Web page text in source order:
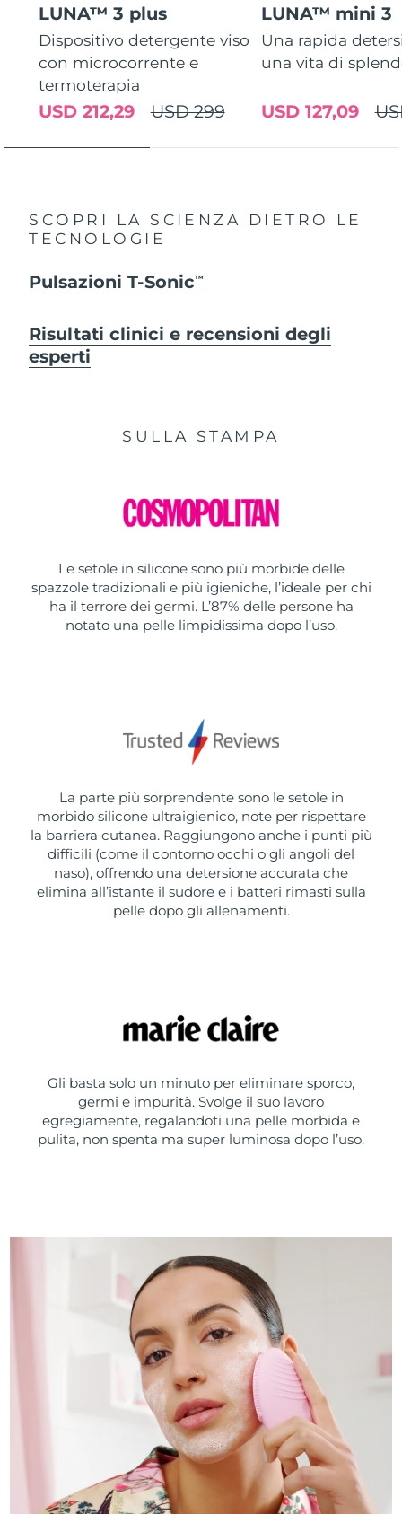
LUNA™ 3 plus
Dispositivo detergente viso
con microcorrente e
termoterapia
USD 299
USD 212,29
LUNA™ mini 3
Una rapida
una vita di
USD 127,09
SCOPRI LA SCIENZA DIETRO LE
TECNOLOGIE
Pulsazioni T-SonicTM
Risultati clinici e recensioni degli
esperti
SULLA STAMPA
Le setole in silicone sono più morbide delle
spazzole tradizionali e più igieniche, l’ideale per chi
ha il terrore dei germi. L’87% delle persone ha
notato una pelle limpidissima dopo l’uso.
La parte più sorprendente sono le setole in
morbido silicone ultraigienico, note per rispettare
la barriera cutanea. Raggiungono anche i punti più
difficili (come il contorno occhi o gli angoli del
naso), offrendo una detersione accurata che
elimina all’istante il sudore e i batteri rimasti sulla
pelle dopo gli allenamenti.
Gli basta solo un minuto per eliminare sporco,
germi e impurità. Svolge il suo lavoro
egregiamente, regalandoti una pelle morbida e
pulita, non spenta ma super luminosa dopo l’uso.